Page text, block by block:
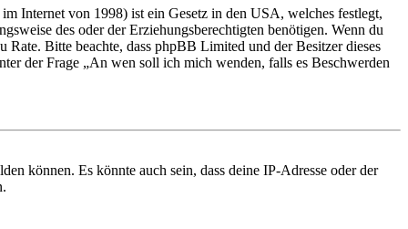
Internet von 1998) ist ein Gesetz in den USA, welches festlegt,
des oder der Erziehungsberechtigten benötigen. Wenn du
Bitte beachte, dass phpBB Limited und der Besitzer dieses
der Frage „An wen soll ich mich wenden, falls es Beschwerden
können. Es könnte auch sein, dass deine IP-Adresse oder der